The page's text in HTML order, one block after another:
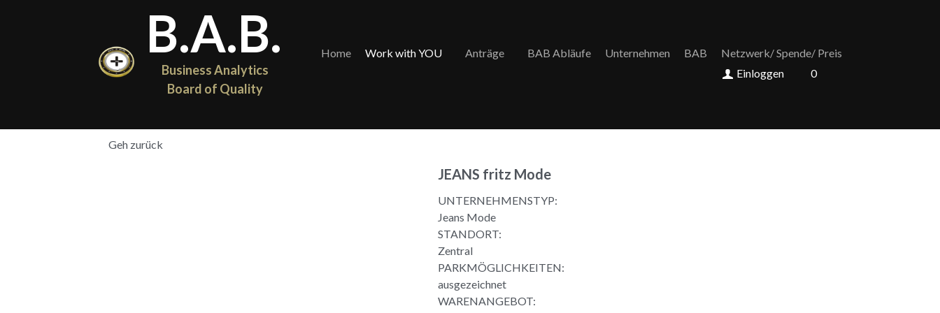
B.A.B.
Business Analytics
Board of Quality
Home Work with YOU Anträge BAB Abläufe Unternehmen BAB
Netzwerk/ Spende/ Preis
Einloggen
0
Geh zurück
JEANS fritz Mode
UNTERNEHMENSTYP:
Jeans Mode
STANDORT:
Zentral
PARKMÖGLICHKEITEN:
ausgezeichnet
WARENANGEBOT: